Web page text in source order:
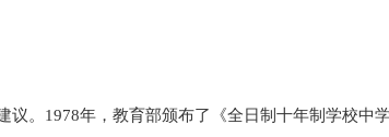
。1978年，教育部颁布了《全日制十年制学校中